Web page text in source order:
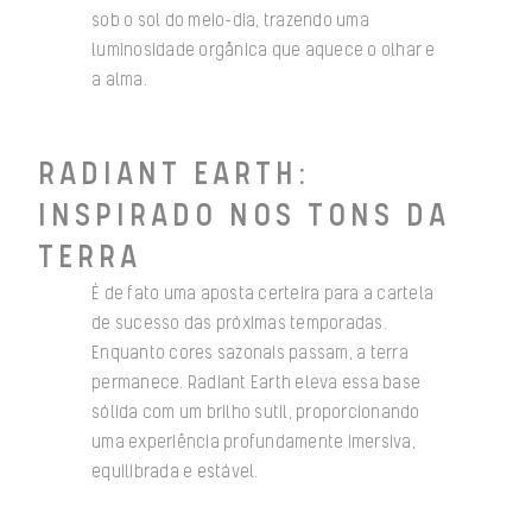
sob o sol do meio-dia, trazendo uma
luminosidade orgânica que aquece o olhar e
a alma.
RADIANT EARTH:
INSPIRADO NOS TONS DA
TERRA
É de fato uma aposta certeira para a cartela
de sucesso das próximas temporadas.
Enquanto cores sazonais passam, a terra
permanece. Radiant Earth eleva essa base
sólida com um brilho sutil, proporcionando
uma experiência profundamente imersiva,
equilíbrada e estável.